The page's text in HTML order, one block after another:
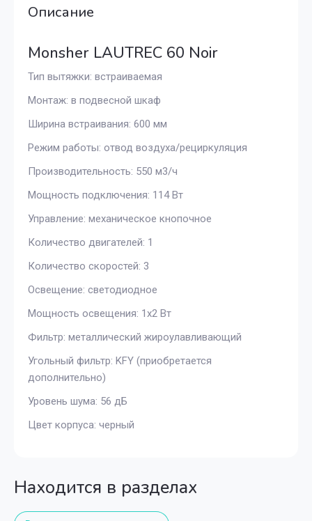
Описание
Monsher LAUTREC 60 Noir
Тип вытяжки: встраиваемая
Монтаж: в подвесной шкаф
Ширина встраивания: 600 мм
Режим работы: отвод воздуха/рециркуляция
Производительность: 550 м3/ч
Мощность подключения: 114 Вт
Управление: механическое кнопочное
Количество двигателей: 1
Количество скоростей: 3
Освещение: светодиодное
Мощность освещения: 1х2 Вт
Фильтр: металлический жироулавливающий
Угольный фильтр: KFY (приобретается
дополнительно)
Уровень шума: 56 дБ
Цвет корпуса: черный
Находится в разделах